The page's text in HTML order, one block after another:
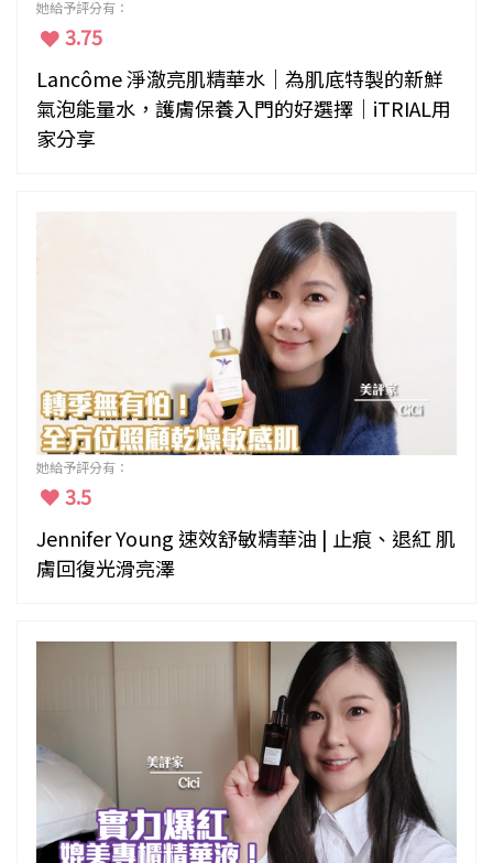
她給予評分有：
3.75
Lancôme 淨澈亮肌精華水｜為肌底特製的新鮮
氣泡能量水，護膚保養入門的好選擇｜iTRIAL用
家分享
她給予評分有：
3.5
Jennifer Young 速效舒敏精華油 | 止痕、退紅 肌
膚回復光滑亮澤